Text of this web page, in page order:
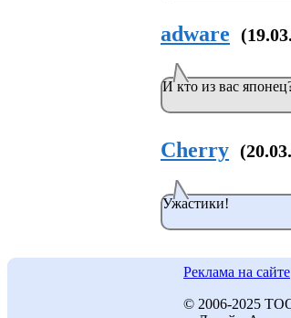
adware
И кто из вас
Cherry
Ужастики!
Реклама на сайте
© 2006-2025